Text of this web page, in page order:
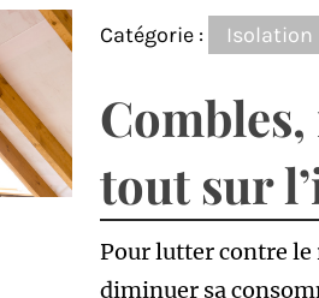
Catégorie : Isolation
tout sur
Pour lutter contre
diminuer sa